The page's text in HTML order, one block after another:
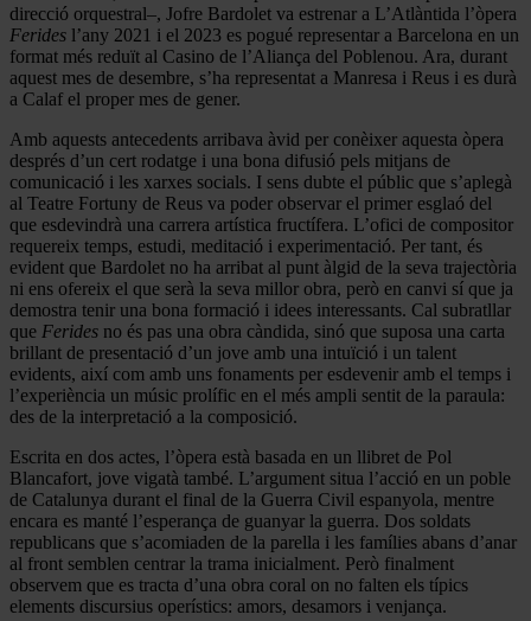
direcció orquestral–, Jofre Bardolet va estrenar a L’Atlàntida l’òpera
Ferides l’any 2021 i el 2023 es pogué representar a Barcelona en un
format més reduït al Casino de l’Aliança del Poblenou. Ara, durant
aquest mes de desembre, s’ha representat a Manresa i Reus i es durà
a Calaf el proper mes de gener.
Amb aquests antecedents arribava àvid per conèixer aquesta òpera
després d’un cert rodatge i una bona difusió pels mitjans de
comunicació i les xarxes socials. I sens dubte el públic que s’aplegà
al Teatre Fortuny de Reus va poder observar el primer esglaó del
que esdevindrà una carrera artística fructífera. L’ofici de compositor
requereix temps, estudi, meditació i experimentació. Per tant, és
evident que Bardolet no ha arribat al punt àlgid de la seva trajectòria
ni ens ofereix el que serà la seva millor obra, però en canvi sí que ja
demostra tenir una bona formació i idees interessants. Cal subratllar
que Ferides no és pas una obra càndida, sinó que suposa una carta
brillant de presentació d’un jove amb una intuïció i un talent
evidents, així com amb uns fonaments per esdevenir amb el temps i
l’experiència un músic prolífic en el més ampli sentit de la paraula:
des de la interpretació a la composició.
Escrita en dos actes, l’òpera està basada en un llibret de Pol
Blancafort, jove vigatà també. L’argument situa l’acció en un poble
de Catalunya durant el final de la Guerra Civil espanyola, mentre
encara es manté l’esperança de guanyar la guerra. Dos soldats
republicans que s’acomiaden de la parella i les famílies abans d’anar
al front semblen centrar la trama inicialment. Però finalment
observem que es tracta d’una obra coral on no falten els típics
elements discursius operístics: amors, desamors i venjança.